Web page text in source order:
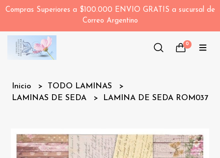
Compras Superiores a $100.000 ENVIO GRATIS a sucursal de
Correo Argentino
0
Inicio
TODO LAMINAS
LAMINAS DE SEDA
LAMINA DE SEDA ROM037